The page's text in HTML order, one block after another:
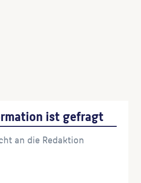
von dieser Website
zitieren Sie bitte wie folgt:
ist gefragt